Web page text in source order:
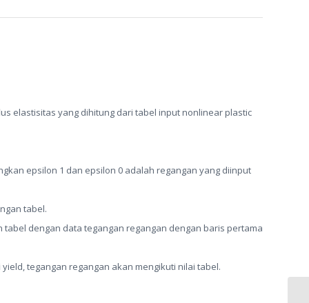
elastisitas yang dihitung dari tabel input nonlinear plastic
epsilon 1 dan epsilon 0 adalah regangan yang diinput
tabel.
dengan data tegangan regangan dengan baris pertama
tegangan regangan akan mengikuti nilai tabel.